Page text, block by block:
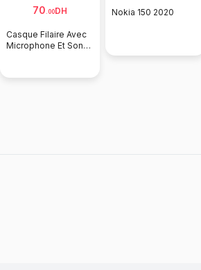
70 00DH
Casque Filaire Avec
Microphone Et Son
Nokia 150 2020